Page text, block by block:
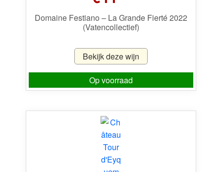
Domaine Festiano – La Grande Fierté 2022
(Vatencollectief)
Bekijk deze wijn
Op voorraad